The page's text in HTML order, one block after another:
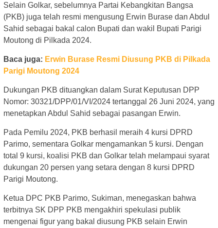
Selain Golkar, sebelumnya Partai Kebangkitan Bangsa
(PKB) juga telah resmi mengusung Erwin Burase dan Abdul
Sahid sebagai bakal calon Bupati dan wakil Bupati Parigi
Moutong di Pilkada 2024.
Baca juga: Erwin Burase Resmi Diusung PKB di Pilkada
Parigi Moutong 2024
Dukungan PKB dituangkan dalam Surat Keputusan DPP
Nomor: 30321/DPP/01/VI/2024 tertanggal 26 Juni 2024, yang
menetapkan Abdul Sahid sebagai pasangan Erwin.
Pada Pemilu 2024, PKB berhasil meraih 4 kursi DPRD
Parimo, sementara Golkar mengamankan 5 kursi. Dengan
total 9 kursi, koalisi PKB dan Golkar telah melampaui syarat
dukungan 20 persen yang setara dengan 8 kursi DPRD
Parigi Moutong.
Ketua DPC PKB Parimo, Sukiman, menegaskan bahwa
terbitnya SK DPP PKB mengakhiri spekulasi publik
mengenai figur yang bakal diusung PKB selain Erwin